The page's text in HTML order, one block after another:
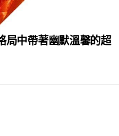
局中帶著幽默溫馨的超